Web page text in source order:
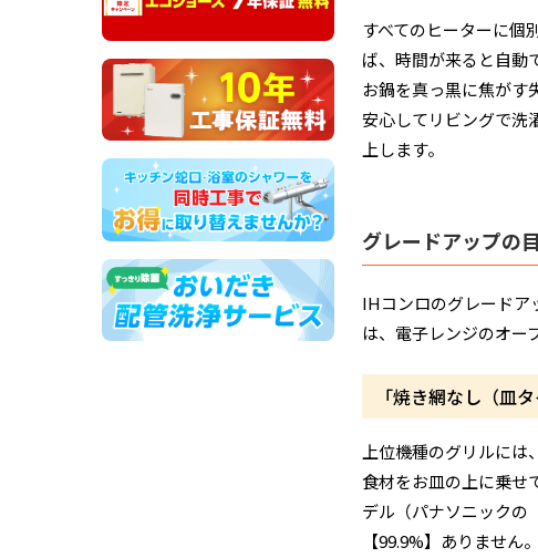
すべてのヒーターに個
ば、時間が来ると自動
お鍋を真っ黒に焦がす
安心してリビングで洗
上します。
グレードアップの
IHコンロのグレードア
は、電子レンジのオー
「焼き網なし（皿
上位機種のグリルに
食材をお皿の上に乗せ
デル（パナソニックの
【99.9%】ありませ